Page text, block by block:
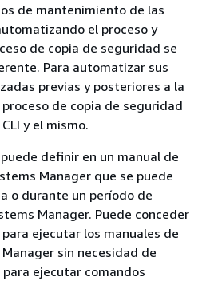
de mantenimiento de las
el proceso y
de copia de seguridad se
Para automatizar sus
previas y posteriores a la
de copia de seguridad
y el mismo.
definir en un manual de
Manager que se puede
o durante un período de
Manager. Puede conceder
ejecutar los manuales de
sin necesidad de
ejecutar comandos